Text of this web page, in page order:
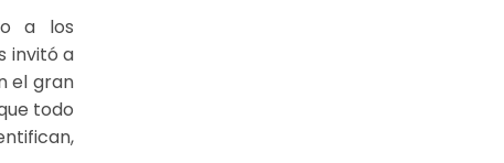
a los
invitó a
el gran
todo